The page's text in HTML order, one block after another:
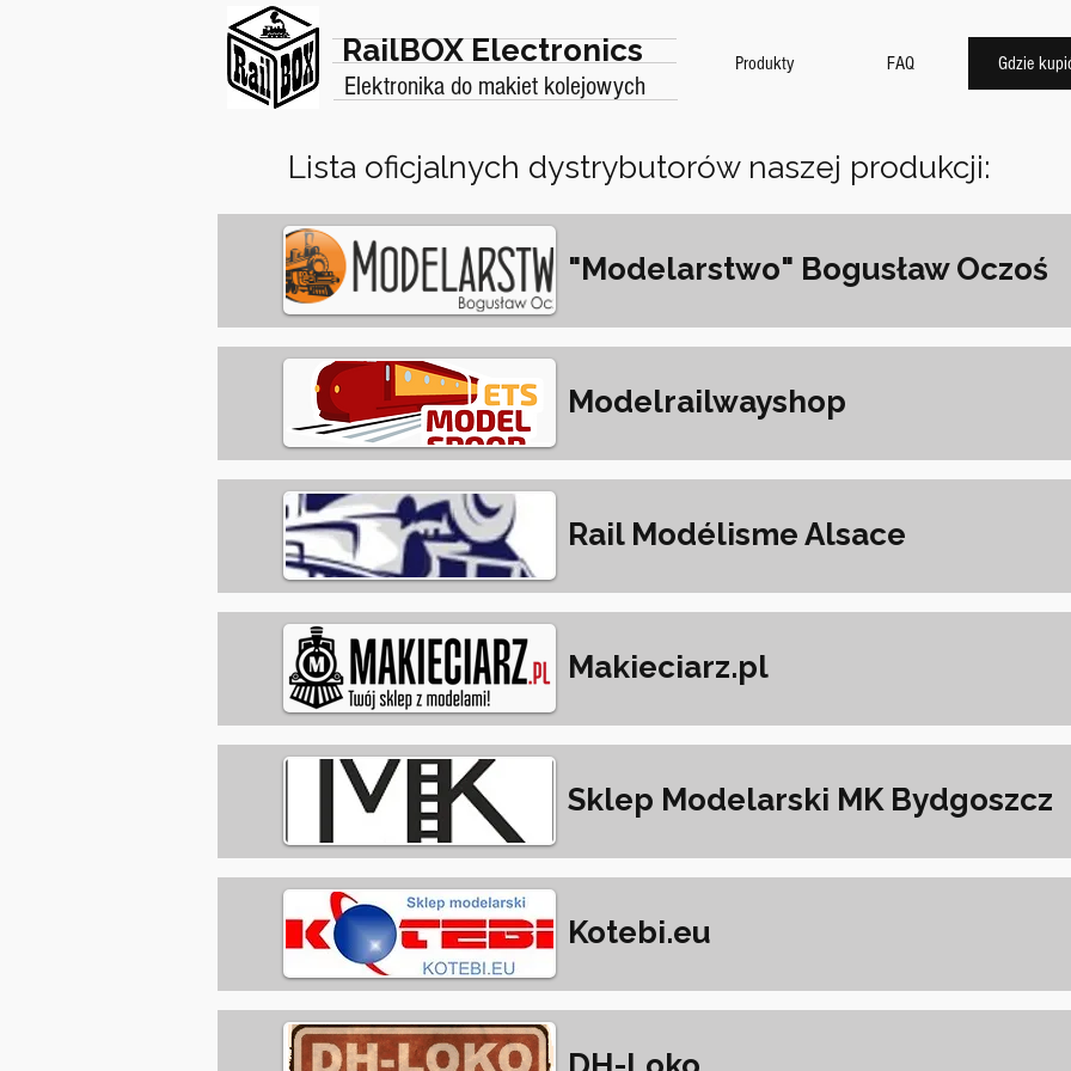
RailBOX Electronics
Elektronika do makiet kolejowych
Produkty FAQ Gdzie
Lista oficjalnych dystrybutorów naszej produkcji:
"Modelarstwo" Bogusław Oczoś
Modelrailwayshop
Rail Modélisme Alsace
Makieciarz.pl
Sklep Modelarski MK Bydgoszcz
Kotebi.eu